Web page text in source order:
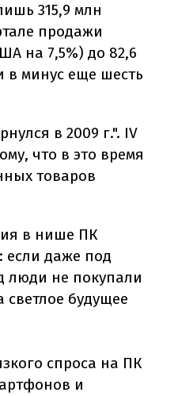
315,9 млн
продажи
на 7,5%) до 82,6
в минус еще шесть
в 2009 г.". IV
что в это время
товаров
в нише ПК
если даже под
люди не покупали
будущее
спроса на ПК
и